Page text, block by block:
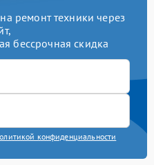
ремонт техники через
бессрочная скидка
конфиденциальности